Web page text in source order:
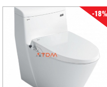
-18%